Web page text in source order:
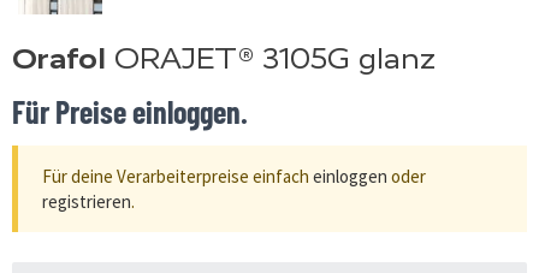
Orafol ORAJET® 3105G glanz
Für Preise einloggen.
Für deine Verarbeiterpreise einfach einloggen oder
registrieren.